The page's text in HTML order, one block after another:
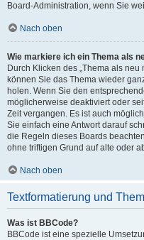
Board-Administration, wenn Sie
Nach oben
Wie markiere ich ein Thema als
Durch Klicken des „Thema als
können Sie das Thema wieder
holen. Wenn Sie den
möglicherweise deaktiviert oder
Zeit vergangen. Es ist auch
Sie einfach eine Antwort darauf
die Regeln dieses Boards
ohne triftigen Grund auf alte oder
Nach oben
Textformatierung und
Was ist BBCode?
BBCode ist eine spezielle